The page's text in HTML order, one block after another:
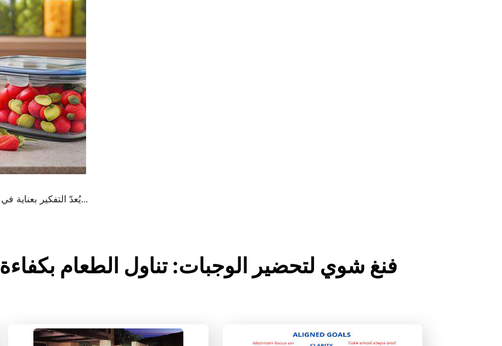
يُعدّ التفكير بعناية في مساحة الثلاجة أمرًا بالغ الأهمية لتحقيق النجاح في...
Read more about فنغ شوي لتحضير الوجبات: تناول الطعام بكفاءة